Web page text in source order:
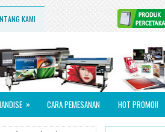
KAMI
» CARA PEMESANAN HOT PROMO!!